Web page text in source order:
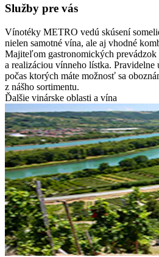
Služby pre vás
Vínotéky METRO vedú skúsení
nielen samotné vína, ale aj vhodné
Majiteľom gastronomických prevádzok
a realizáciou vínneho lístka. Pravidelne
počas ktorých máte možnosť sa
z nášho sortimentu.
Ďalšie vinárske oblasti a vína